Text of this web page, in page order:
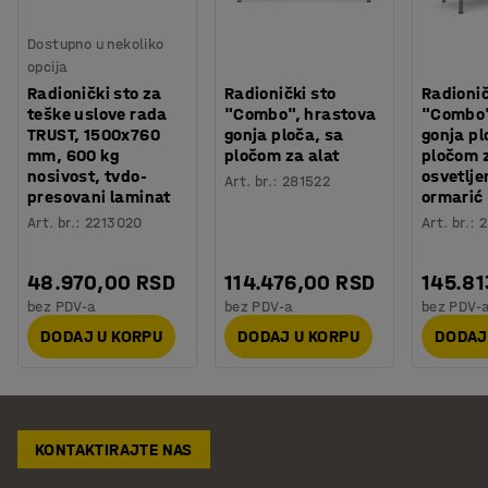
Dostupno u nekoliko
opcija
Radionički sto za
teške uslove rada
TRUST, 1500x760
mm, 600 kg
nosivost, tvdo-
presovani laminat
Art. br.: 2213020
48.970,00 RSD
bez PDV-a
DODAJ U KORPU
Radionički sto
"Combo", hrastova
gonja ploča, sa
pločom za alat
Art. br.: 281522
114.476,00 RSD
bez PDV-a
DODAJ U KORPU
gonja
pločom
ormarić
Art. br.:
bez PDV-
KONTAKTIRAJTE NAS